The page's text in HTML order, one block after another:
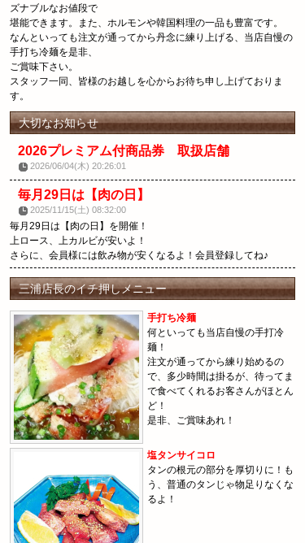
ズナブルなお値段で
堪能できます。また、ホルモンや韓国料理の一品も豊富です。
なんといっても注文が通ってから丹念に練り上げる、当店自慢の
手打ち冷麺を是非、
ご賞味下さい。
スタッフ一同、皆様のお越しを心からお待ち申し上げておりま
す。
大切なお知らせ
2026プレミアム付商品券 取扱店舗
2026/06/04(木) 20:26:01
毎月29日は【肉の日】
2025/11/15(土) 08:32:00
毎月29日は【肉の日】を開催！
上ロース、上カルビが安いよ！
さらに、会員様には飲み物が安くなるよ！会員登録してね♪
三浦店長のイチ押しメニュー
手打ち冷麺
何といっても当店自慢の手打冷
麺！
注文が通ってから練り始めるの
で、多少時間は掛るが、待ってま
で食べてくれるお客さんがほとん
ど！
是非、ご賞味あれ！
塩タンサイコロ
タンの根元の部分を厚切りに！も
う、普通のタンじゃ物足りなくな
るよ！